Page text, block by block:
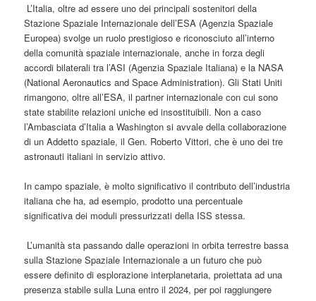
L’Italia, oltre ad essere uno dei principali sostenitori della
Stazione Spaziale Internazionale dell’ESA (Agenzia Spaziale
Europea) svolge un ruolo prestigioso e riconosciuto all’interno
della comunità spaziale internazionale, anche in forza degli
accordi bilaterali tra l’ASI (Agenzia Spaziale Italiana) e la NASA
(National Aeronautics and Space Administration). Gli Stati Uniti
rimangono, oltre all’ESA, il partner internazionale con cui sono
state stabilite relazioni uniche ed insostituibili. Non a caso
l’Ambasciata d’Italia a Washington si avvale della collaborazione
di un Addetto spaziale, il Gen. Roberto Vittori, che è uno dei tre
astronauti italiani in servizio attivo.
In campo spaziale, è molto significativo il contributo dell’industria
italiana che ha, ad esempio, prodotto una percentuale
significativa dei moduli pressurizzati della ISS stessa.
L’umanità sta passando dalle operazioni in orbita terrestre bassa
sulla Stazione Spaziale Internazionale a un futuro che può
essere definito di esplorazione interplanetaria, proiettata ad una
presenza stabile sulla Luna entro il 2024, per poi raggiungere